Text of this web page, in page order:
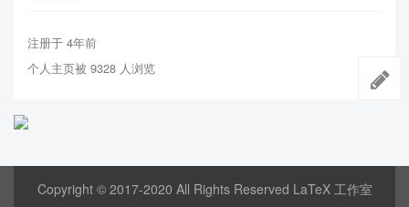
注册于 4年前
个人主页被 9328 人浏览
Copyright © 2017-2020 All Rights Reserved LaTeX 工作室